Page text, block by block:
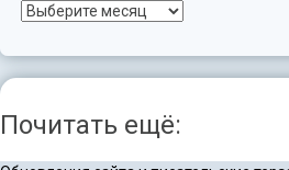
Архив
Почитать ещё: